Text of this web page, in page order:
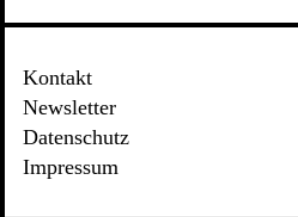
Kontakt
Newsletter
Datenschutz
Impressum